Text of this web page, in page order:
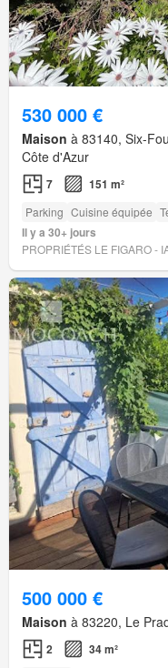
530 000 €
Maison à 83140, Six-
Côte d'Azur
7 151 m²
Parking Cuisine équipée
Il y a 30+ jours
PROPRIÉTÉS LE FIGARO -
500 000 €
Maison à 83220, Le
2 34 m²